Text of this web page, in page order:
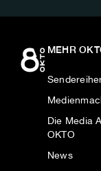
MEHR
Die Media
OKTO
News